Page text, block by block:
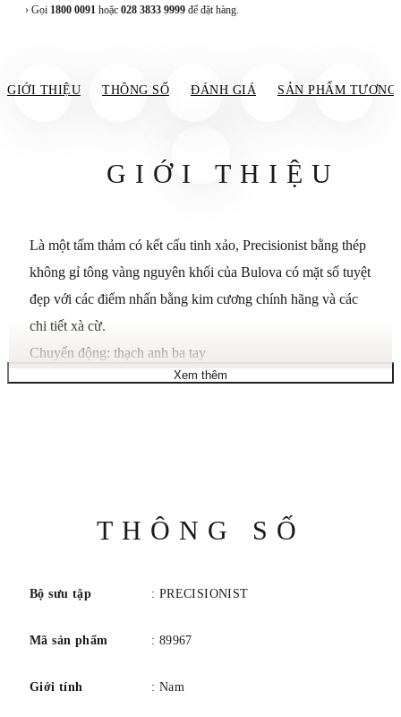
› Gọi 1800 0091 hoặc 028 3833 9999 để đặt hàng.
GIỚI THIỆU THÔNG SỐ ĐÁNH GIÁ SẢN PHẨM TƯƠNG
GIỚI THIỆU
Là một tấm thảm có kết cấu tinh xảo, Precisionist bằng thép
không gỉ tông vàng nguyên khối của Bulova có mặt số tuyệt
đẹp với các điểm nhấn bằng kim cương chính hãng và các
chi tiết xà cừ.
Chuyển động: thạch anh ba tay
Vỏ: tròn; 47mm
Khả năng chống nước: đến 300 mét
Xem thêm
THÔNG SỐ
Bộ sưu tập : PRECISIONIST
Mã sản phẩm : 89967
Giới tính : Nam